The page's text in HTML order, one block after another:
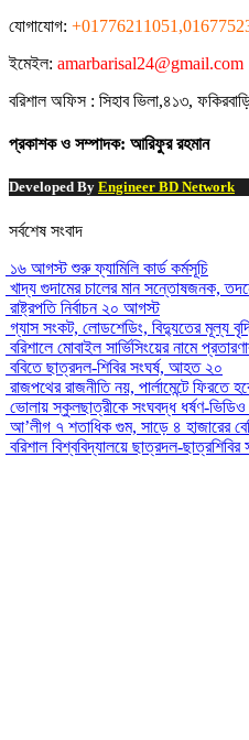
যোগাযোগ:
ইমেইল: amarbarisal24@gmail.com
বরিশাল অফিস : সিহাব ভিলা,৪১৩,
প্রকাশক ও সম্পাদক: আরিফুর রহমান
Developed By Engineer BD Network
সর্বশেষ সংবাদ
১৬ আগস্ট শুরু ফ্যামিলি কার্ড কর্মসূচি
খাদ্য গুদামের চালের মান সন্তোষজনক,
রাষ্ট্রপতি নির্বাচন ২০ আগস্ট
গ্যাস সংকট, লোডশেডিং, বিদ্যুতের মূল্য
বরিশালে মোবাইল সার্ভিসিংয়ের নামে
ববিতে ছাত্রদল-শিবির সংঘর্ষ, আহত ২০
রাজপথের রাজনীতি নয়, পার্লামেন্টে ফিরতে
ভোলায় স্কুলছাত্রীকে সংঘবদ্ধ ধর্ষণ-
আ’লীগ ৭ শতাধিক গুম, সাড়ে ৪ হাজারের
বরিশাল বিশ্ববিদ্যালয়ে ছাত্রদল-